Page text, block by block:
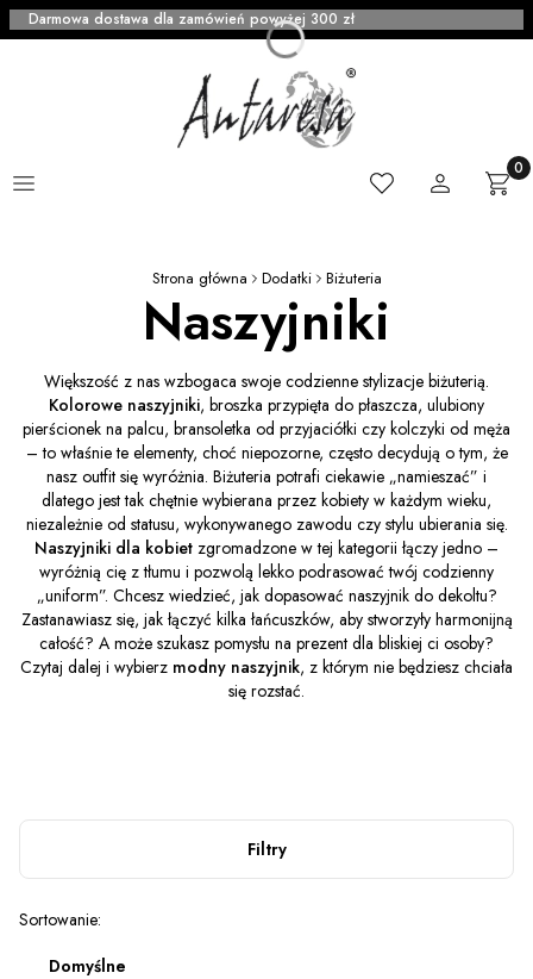
Darmowa dostawa dla zamówień powyżej 300 zł
Menu UlubioneZaloguj się
Strona główna Dodatki Biżuteria
Naszyjniki
Większość z nas wzbogaca swoje codzienne stylizacje biżuterią.
Kolorowe naszyjniki, broszka przypięta do płaszcza, ulubiony
pierścionek na palcu, bransoletka od przyjaciółki czy kolczyki od męża
– to właśnie te elementy, choć niepozorne, często decydują o tym, że
nasz outfit się wyróżnia. Biżuteria potrafi ciekawie „namieszać” i
dlatego jest tak chętnie wybierana przez kobiety w każdym wieku,
niezależnie od statusu, wykonywanego zawodu czy stylu ubierania się.
Naszyjniki dla kobiet zgromadzone w tej kategorii łączy jedno –
wyróżnią cię z tłumu i pozwolą lekko podrasować twój codzienny
„uniform”. Chcesz wiedzieć, jak dopasować naszyjnik do dekoltu?
Zastanawiasz się, jak łączyć kilka łańcuszków, aby stworzyły harmonijną
całość? A może szukasz pomysłu na prezent dla bliskiej ci osoby?
Czytaj dalej i wybierz modny naszyjnik, z którym nie będziesz chciała
się rozstać.
Filtry
Lista produktów
Sortowanie:
Domyślne